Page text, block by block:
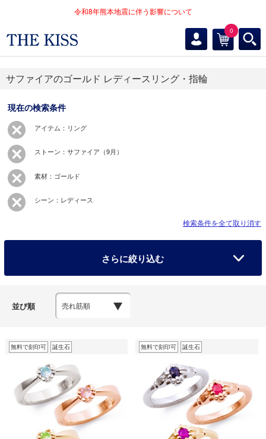
令和8年熊本地震に伴う影響について
0
サファイアのゴールド レディースリング・指輪
現在の検索条件
アイテム：リング
ストーン：サファイア（9月）
素材：ゴールド
シーン：レディース
検索条件を全て取り消す
さらに絞り込む
並び順
無料で刻印可 誕生石 無料で刻印可 誕生石